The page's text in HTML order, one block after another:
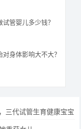
管婴儿多少钱？
身体影响大不大？
三代试管生育健康宝宝